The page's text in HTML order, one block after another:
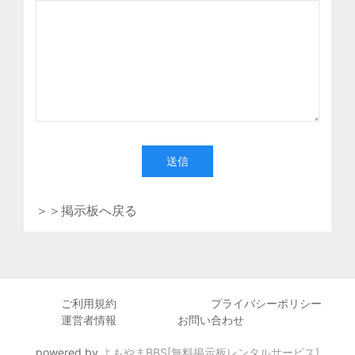
送信
＞＞掲示板へ戻る
ご利用規約
プライバシーポリシー
運営者情報
お問い合わせ
powered by よもやまBBS[無料掲示板レンタルサービス]